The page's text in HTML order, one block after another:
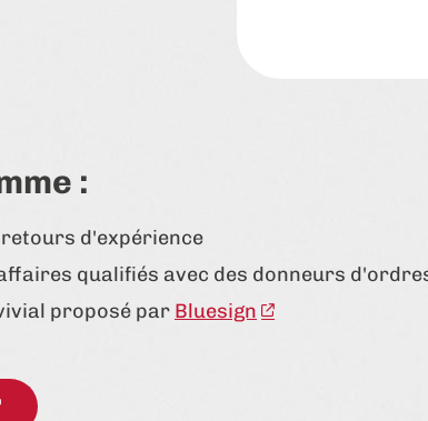
:
d'expérience
qualifiés avec des donneurs
proposé par Bluesign